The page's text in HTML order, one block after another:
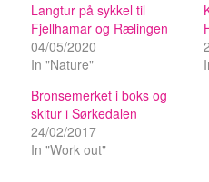
Langtur på sykkel til
Fjellhamar og Rælingen
04/05/2020
In "Nature"
Bronsemerket i boks og
skitur i Sørkedalen
24/02/2017
In "Work out"